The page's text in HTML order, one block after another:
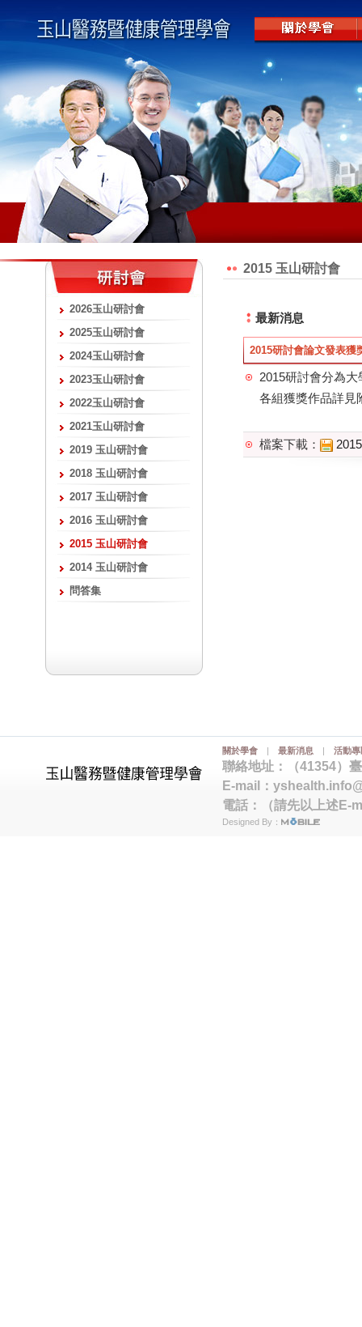
2026玉山研討會
2025玉山研討會
2024玉山研討會
2023玉山研討會
2022玉山研討會
2021玉山研討會
2019 玉山研討會
2018 玉山研討會
2017 玉山研討會
2016 玉山研討會
2015 玉山研討會
2014 玉山研討會
問答集
2015 玉山研討會
最新消息
2015研討會論文發表獲
2015研討會分為
各組獲獎作品詳見
檔案下載：
關於學會 | 最新消息 | 活動專
聯絡地址：（41354）
E-mail：
電話：（請先以上述E-
Designed By：